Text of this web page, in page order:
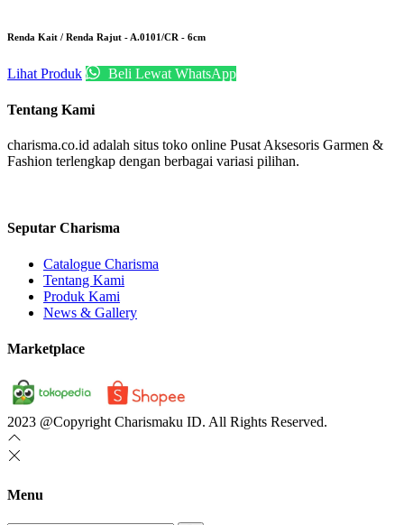
Renda Kait / Renda Rajut - A.0101/CR - 6cm
Lihat Produk Beli Lewat WhatsApp
Tentang Kami
charisma.co.id adalah situs toko online Pusat Aksesoris Garmen &
Fashion terlengkap dengan berbagai variasi pilihan.
Seputar Charisma
Catalogue Charisma
Tentang Kami
Produk Kami
News & Gallery
Marketplace
2023 @Copyright Charismaku ID. All Rights Reserved.
Menu